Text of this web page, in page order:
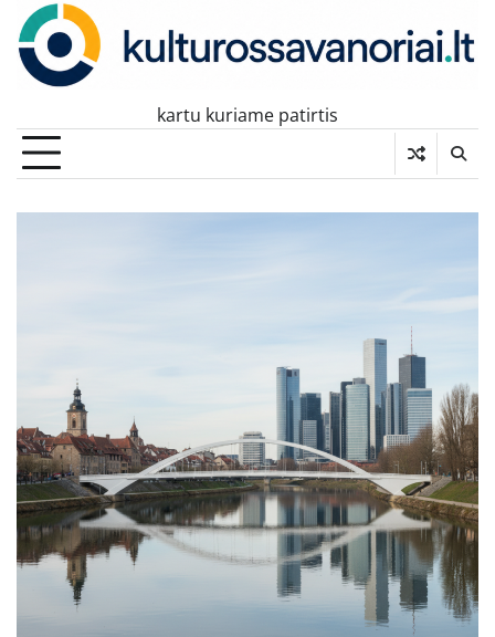
Skip
content
kartu kuriame patirtis